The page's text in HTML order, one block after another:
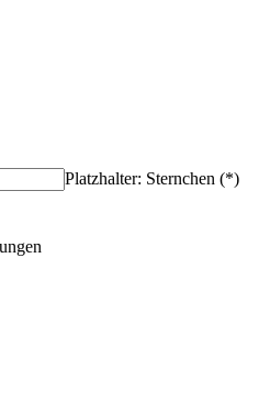
Platzhalter: Sternchen (*)